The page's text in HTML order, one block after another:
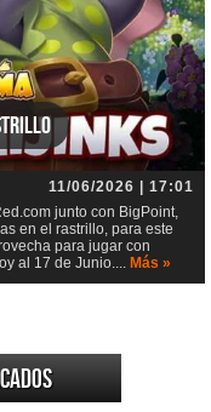
11/06/2026 | 17:01
junto con BigPoint,
en el rastrillo, para este
para jugar con
al 17 de Junio.... Más »